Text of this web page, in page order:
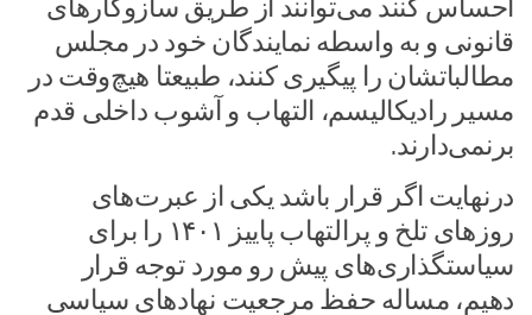
احساس کنند می‌توانند از طریق سازوکار‌های
قانونی و به واسطه نمایندگان خود در مجلس
مطالباتشان را پیگیری کنند، طبیعتا هیچ‌وقت در
مسیر رادیکالیسم، التهاب و آشوب داخلی قدم
برنمی‌دارند.
درنهایت اگر قرار باشد یکی از عبرت‌های
روز‌های تلخ و پرالتهاب پاییز ۱۴۰۱ را برای
سیاستگذاری‌های پیش رو مورد توجه قرار
دهیم، مساله حفظ مرجعیت نهاد‌های سیاسی